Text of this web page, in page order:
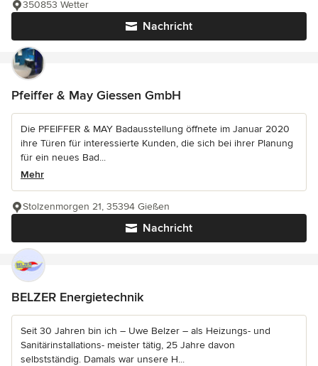
Nachricht
350853 Wetter
Pfeiffer & May Giessen GmbH
Die PFEIFFER & MAY Badausstellung öffnete im Januar 2020
ihre Türen für interessierte Kunden, die sich bei ihrer Planung
für ein neues Bad...
Mehr
Nachricht
Stolzenmorgen 21, 35394 Gießen
BELZER Energietechnik
Seit 30 Jahren bin ich – Uwe Belzer – als Heizungs- und
Sanitärinstallations- meister tätig, 25 Jahre davon
selbstständig. Damals war unsere H...